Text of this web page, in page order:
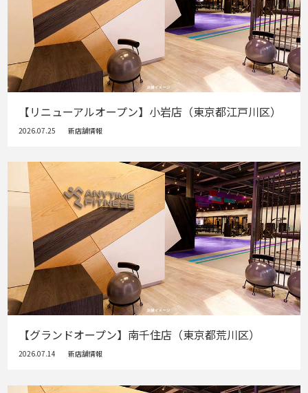
【リニューアルオープン】小岩店（東京都江戸川区）
2026.07.25 新店舗情報
【グランドオープン】南千住店（東京都荒川区）
2026.07.14 新店舗情報